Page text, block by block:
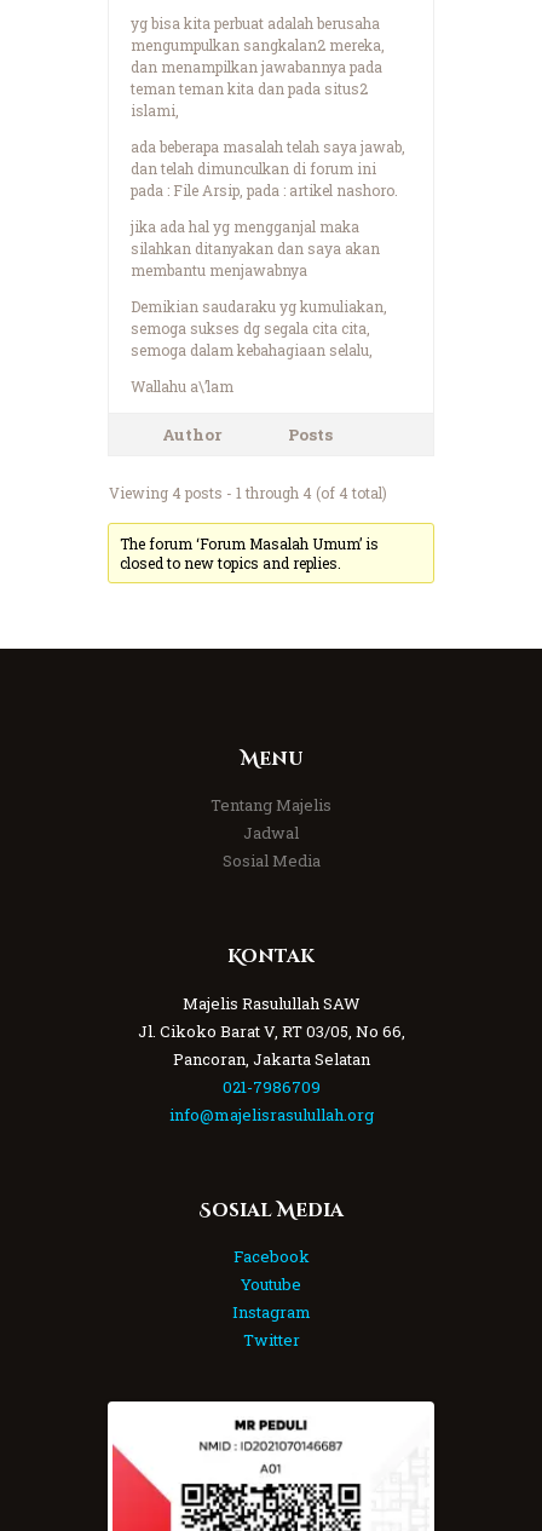
yg bisa kita perbuat adalah berusaha
mengumpulkan sangkalan2 mereka,
dan menampilkan jawabannya pada
teman teman kita dan pada situs2
islami,
ada beberapa masalah telah saya jawab,
dan telah dimunculkan di forum ini
pada : File Arsip, pada : artikel nashoro.
jika ada hal yg mengganjal maka
silahkan ditanyakan dan saya akan
membantu menjawabnya
Demikian saudaraku yg kumuliakan,
semoga sukses dg segala cita cita,
semoga dalam kebahagiaan selalu,
Wallahu a\’lam
Author Posts
Viewing 4 posts - 1 through 4 (of 4 total)
The forum ‘Forum Masalah Umum’ is
closed to new topics and replies.
Menu
Tentang Majelis
Jadwal
Sosial Media
Kontak
Majelis Rasulullah SAW
Jl. Cikoko Barat V, RT 03/05, No 66,
Pancoran, Jakarta Selatan
021-7986709
info@majelisrasulullah.org
Sosial Media
Facebook
Youtube
Instagram
Twitter